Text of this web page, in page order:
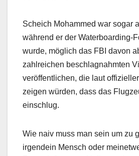
Scheich Mohammed war sogar
während er der Waterboarding-
wurde, möglich das FBI davon
zahlreichen beschlagnahmten
veröffentlichen, die laut
zeigen würden, dass das
einschlug.
Wie naiv muss man sein um zu
irgendein Mensch oder